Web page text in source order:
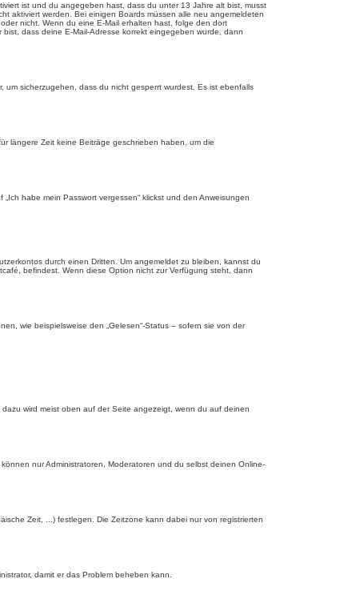
ist und du angegeben hast, dass du unter 13 Jahre alt bist, musst
aktiviert werden. Bei einigen Boards müssen alle neu angemeldeten
nicht. Wenn du eine E-Mail erhalten hast, folge den dort
dass deine E-Mail-Adresse korrekt eingegeben wurde, dann
sicherzugehen, dass du nicht gesperrt wurdest. Es ist ebenfalls
längere Zeit keine Beiträge geschrieben haben, um die
habe mein Passwort vergessen“ klickst und den Anweisungen
durch einen Dritten. Um angemeldet zu bleiben, kannst du
befindest. Wenn diese Option nicht zur Verfügung steht, dann
wie beispielsweise den „Gelesen“-Status – sofern sie von der
wird meist oben auf der Seite angezeigt, wenn du auf deinen
nur Administratoren, Moderatoren und du selbst deinen Online-
Zeit, ...) festlegen. Die Zeitzone kann dabei nur von registrierten
damit er das Problem beheben kann.